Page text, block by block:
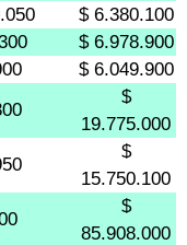
$ 6.380.100
$ 6.978.900
$ 6.049.900
$
19.775.000
$
15.750.100
$
85.908.000